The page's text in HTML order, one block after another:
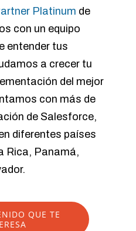
Platinum de
con un equipo
entender tus
a crecer tu
del mejor
con más de
de Salesforce,
diferentes países
Rica, Panamá,
QUE TE